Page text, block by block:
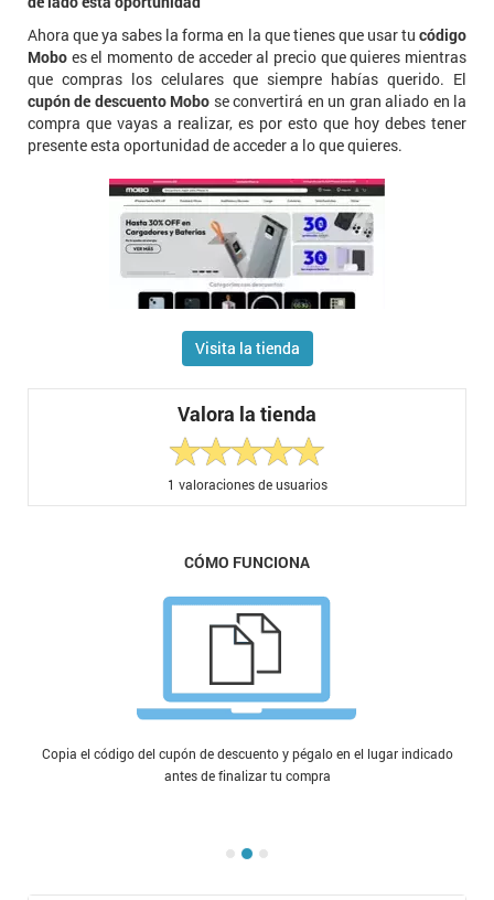
Ahora que ya sabes la forma en la que tienes que usar tu código
Mobo es el momento de acceder al precio que quieres mientras
que compras los celulares que siempre habías querido. El
cupón de descuento Mobo se convertirá en un gran aliado en la
compra que vayas a realizar, es por esto que hoy debes tener
presente esta oportunidad de acceder a lo que quieres.
Visita la tienda
Valora la tienda
1 valoraciones de usuarios
CÓMO FUNCIONA
Copia el código del cupón de descuento y pégalo en el lugar indicado
antes de finalizar tu compra